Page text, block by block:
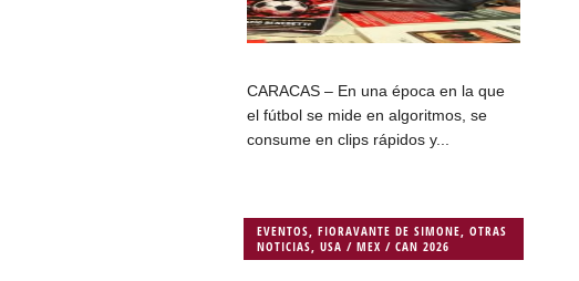
CARACAS – En una época en la que
el fútbol se mide en algoritmos, se
consume en clips rápidos y...
EVENTOS,FIORAVANTE DE SIMONE,OTRAS
NOTICIAS,USA / MEX / CAN 2026